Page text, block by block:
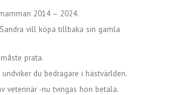
2014 – 2024.
vill köpa tillbaka sin gamla
prata.
du bedragare i hästvärlden.
veterinär -nu tvingas hon betala.